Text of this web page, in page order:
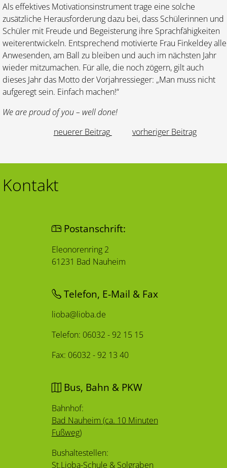
Als effektives Motivationsinstrument trage eine solche
zusätzliche Herausforderung dazu bei, dass Schülerinnen und
Schüler mit Freude und Begeisterung ihre Sprachfähigkeiten
weiterentwickeln. Entsprechend motivierte Frau Finkeldey alle
Anwesenden, am Ball zu bleiben und auch im nächsten Jahr
wieder mitzumachen. Für alle, die noch zögern, gilt auch
dieses Jahr das Motto der Vorjahressieger: „Man muss nicht
aufgeregt sein. Einfach machen!“
We are proud of you – well done!
neuerer Beitrag
vorheriger Beitrag
Kontakt
Postanschrift:
Eleonorenring 2
61231 Bad Nauheim
Telefon, E-Mail & Fax
lioba@lioba.de
Telefon: 06032 - 92 15 15
Fax: 06032 - 92 13 40
Bus, Bahn & PKW
Bahnhof:
Bad Nauheim (ca. 10 Minuten
Fußweg)
Bushaltestellen:
St.Lioba-Schule & Solgraben